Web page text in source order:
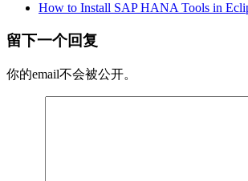
How to Install SAP HANA Tools in
留下一个回复
你的email不会被公开。